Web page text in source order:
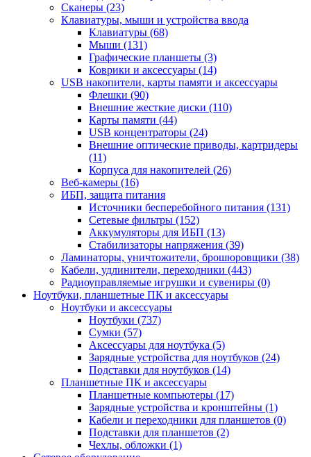
Сканеры (23)
Клавиатуры, мыши и устройства ввода
Клавиатуры (68)
Мыши (131)
Графические планшеты (3)
Коврики и аксессуары (14)
USB накопители, карты памяти и аксессуары
Флешки (90)
Внешние жесткие диски (110)
Карты памяти (44)
USB концентраторы (24)
Внешние оптические приводы, картридеры
(11)
Корпуса для накопителей (26)
Веб-камеры (16)
ИБП, защита питания
Источники бесперебойного питания (131)
Сетевые фильтры (152)
Аккумуляторы для ИБП (13)
Стабилизаторы напряжения (39)
Ламинаторы, уничтожители, брошюровщики (38)
Кабели, удлинители, переходники (443)
Радиоуправляемые игрушки и сувениры (0)
Ноутбуки, планшетные ПК и аксессуары
Ноутбуки и аксессуары
Ноутбуки (737)
Сумки (57)
Аксессуары для ноутбука (5)
Зарядные устройства для ноутбуков (24)
Подставки для ноутбуков (14)
Планшетные ПК и аксессуары
Планшетные компьютеры (17)
Зарядные устройства и кронштейны (1)
Кабели и переходники для планшетов (0)
Подставки для планшетов (2)
Чехлы, обложки (1)